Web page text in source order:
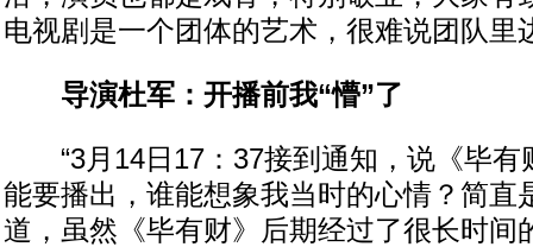
电视剧是一个团体的艺术，很难说团队里
导演杜军：开播前我“懵”了
“3月14日17：37接到通知，说《毕有
能要播出，谁能想象我当时的心情？简直
道，虽然《毕有财》后期经过了很长时间